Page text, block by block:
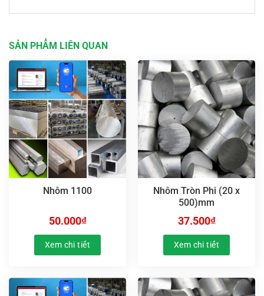
SẢN PHẨM LIÊN QUAN
Nhôm 1100
50.000₫
Xem chi tiết
Nhôm Tròn Phi (20 x
500)mm
37.500₫
Xem chi tiết